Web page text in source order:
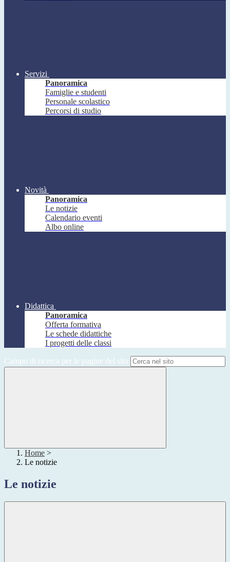
Servizi
Panoramica
Famiglie e studenti
Personale scolastico
Percorsi di studio
Novità
Panoramica
Le notizie
Calendario eventi
Albo online
Didattica
Panoramica
Offerta formativa
Le schede didattiche
I progetti delle classi
Campo di ricerca per le pagine del sito
Home >
Le notizie
Le notizie